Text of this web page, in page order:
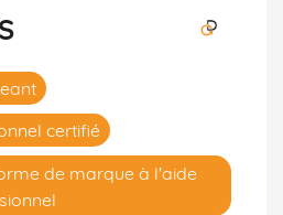
certifié
de marque à l'aide